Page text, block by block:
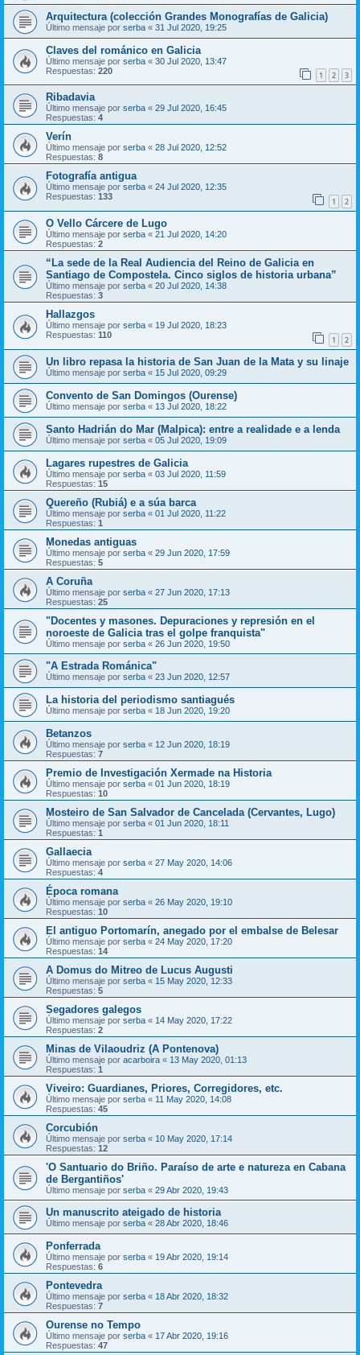
Arquitectura (colección Grandes Monografías de Galicia)
Último mensaje por serba « 31 Jul 2020, 19:25
Claves del románico en Galicia
Último mensaje por serba « 30 Jul 2020, 13:47
Respuestas: 220 1 2 3
Ribadavia
Último mensaje por serba « 29 Jul 2020, 16:45
Respuestas: 4
Verín
Último mensaje por serba « 28 Jul 2020, 12:52
Respuestas: 8
Fotografía antigua
Último mensaje por serba « 24 Jul 2020, 12:35
Respuestas: 133 1 2
O Vello Cárcere de Lugo
Último mensaje por serba « 21 Jul 2020, 14:20
Respuestas: 2
“La sede de la Real Audiencia del Reino de Galicia en
Santiago de Compostela. Cinco siglos de historia urbana”
Último mensaje por serba « 20 Jul 2020, 14:38
Respuestas: 3
Hallazgos
Último mensaje por serba « 19 Jul 2020, 18:23
Respuestas: 110 1 2
Un libro repasa la historia de San Juan de la Mata y su linaje
Último mensaje por serba « 15 Jul 2020, 09:29
Convento de San Domingos (Ourense)
Último mensaje por serba « 13 Jul 2020, 18:22
Santo Hadrián do Mar (Malpica): entre a realidade e a lenda
Último mensaje por serba « 05 Jul 2020, 19:09
Lagares rupestres de Galicia
Último mensaje por serba « 03 Jul 2020, 11:59
Respuestas: 15
Quereño (Rubiá) e a súa barca
Último mensaje por serba « 01 Jul 2020, 11:22
Respuestas: 1
Monedas antiguas
Último mensaje por serba « 29 Jun 2020, 17:59
Respuestas: 5
A Coruña
Último mensaje por serba « 27 Jun 2020, 17:13
Respuestas: 25
"Docentes y masones. Depuraciones y represión en el
noroeste de Galicia tras el golpe franquista"
Último mensaje por serba « 26 Jun 2020, 19:50
"A Estrada Románica"
Último mensaje por serba « 23 Jun 2020, 12:57
La historia del periodismo santiagués
Último mensaje por serba « 18 Jun 2020, 19:20
Betanzos
Último mensaje por serba « 12 Jun 2020, 18:19
Respuestas: 7
Premio de Investigación Xermade na Historia
Último mensaje por serba « 01 Jun 2020, 18:19
Respuestas: 10
Mosteiro de San Salvador de Cancelada (Cervantes, Lugo)
Último mensaje por serba « 01 Jun 2020, 18:11
Respuestas: 1
Gallaecia
Último mensaje por serba « 27 May 2020, 14:06
Respuestas: 4
Época romana
Último mensaje por serba « 26 May 2020, 19:10
Respuestas: 10
El antiguo Portomarín, anegado por el embalse de Belesar
Último mensaje por serba « 24 May 2020, 17:20
Respuestas: 14
A Domus do Mitreo de Lucus Augusti
Último mensaje por serba « 15 May 2020, 12:33
Respuestas: 5
Segadores galegos
Último mensaje por serba « 14 May 2020, 17:22
Respuestas: 2
Minas de Vilaoudriz (A Pontenova)
Último mensaje por acarboira « 13 May 2020, 01:13
Respuestas: 1
Viveiro: Guardianes, Priores, Corregidores, etc.
Último mensaje por serba « 11 May 2020, 14:08
Respuestas: 45
Corcubión
Último mensaje por serba « 10 May 2020, 17:14
Respuestas: 12
'O Santuario do Briño. Paraíso de arte e natureza en Cabana
de Bergantiños'
Último mensaje por serba « 29 Abr 2020, 19:43
Un manuscrito ateigado de historia
Último mensaje por serba « 28 Abr 2020, 18:46
Ponferrada
Último mensaje por serba « 19 Abr 2020, 19:14
Respuestas: 6
Pontevedra
Último mensaje por serba « 18 Abr 2020, 18:32
Respuestas: 7
Ourense no Tempo
Último mensaje por serba « 17 Abr 2020, 19:16
Respuestas: 47